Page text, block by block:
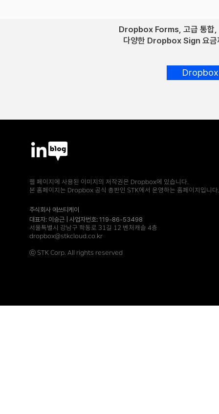
Dropbox Forms, 고급 통합,
다양한 Dropbox Sign 요금
Dropbox
웹 페이지에 사용된 이미지의 저작권은 Dropbox에 있습니다.
본 홈페이지는 Dropbox 공식 총판인 STK에서 운영하는 홈페이지입니다.
주식회사 에쓰티케이
대표자: 이승근 | 사업자번호: 119-86-53498
서울특별시 강남구 학동로 31길 12 벤처캐슬 4층
dropbox@stkcloud.co.kr
ⓒ STK Corp. All rights reserved